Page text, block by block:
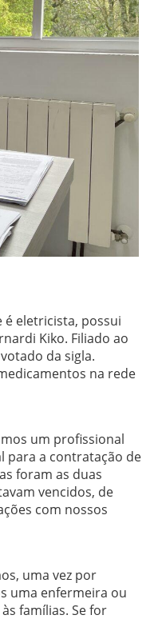
é eletricista, possui
Kiko. Filiado ao
da sigla.
na rede
um profissional
para a contratação de
foram as duas
vencidos, de
com nossos
uma vez por
uma enfermeira ou
famílias. Se for